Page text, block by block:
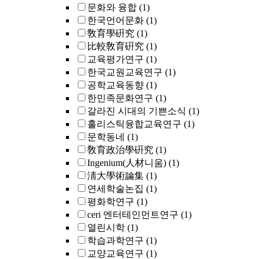
문화와 융합 (1)
한국언어문화 (1)
敎育學硏究 (1)
比較敎育硏究 (1)
교육평가연구 (1)
한국교원교육연구 (1)
공학교육동향 (1)
한민족문화연구 (1)
갈라진 시대의 기쁜소식 (1)
홀리스틱융합교육연구 (1)
문학동네 (1)
敎育政治學硏究 (1)
Ingenium(人材니움) (1)
淸大學術論集 (1)
연세학술논집 (1)
평화학연구 (1)
ceri 엔터테인먼트연구 (1)
열린시학 (1)
학습과학연구 (1)
교양교육연구 (1)